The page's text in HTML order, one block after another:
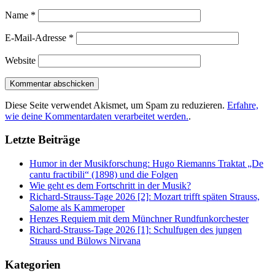
Name *
E-Mail-Adresse *
Website
Diese Seite verwendet Akismet, um Spam zu reduzieren. Erfahre,
wie deine Kommentardaten verarbeitet werden..
Letzte Beiträge
Humor in der Musikforschung: Hugo Riemanns Traktat „De
cantu fractibili“ (1898) und die Folgen
Wie geht es dem Fortschritt in der Musik?
Richard-Strauss-Tage 2026 [2]: Mozart trifft späten Strauss,
Salome als Kammeroper
Henzes Requiem mit dem Münchner Rundfunkorchester
Richard-Strauss-Tage 2026 [1]: Schulfugen des jungen
Strauss und Bülows Nirvana
Kategorien